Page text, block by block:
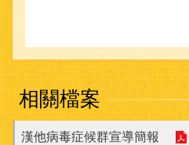
相關檔案
漢他病毒症候群宣導簡報